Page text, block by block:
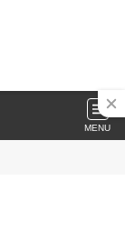
MENU